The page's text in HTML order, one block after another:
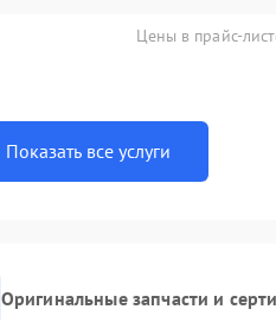
Цены в прайс-
Показать все услуги
Оригинальные запчасти и